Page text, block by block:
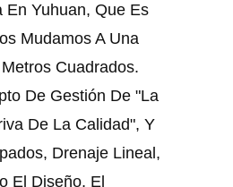
En Yuhuan, Que Es
Mudamos A Una
Cuadrados.
De Gestión De "la
De La Calidad", Y
Drenaje Lineal,
El Diseño, El